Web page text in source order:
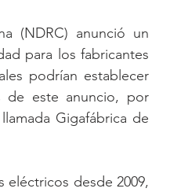
(NDRC) anunció un
para los fabricantes
podrían establecer
de este anuncio, por
Gigafábrica de
eléctricos desde 2009,